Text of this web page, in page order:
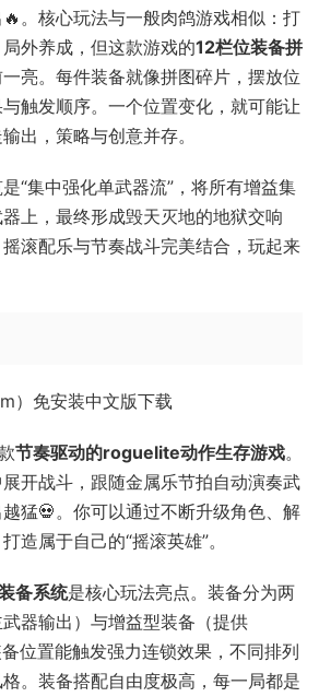
。核心玩法与一般肉鸽游戏相似：打
外养成，但这款游戏的12栏位装备拼
亮。每件装备就像拼图碎片，摆放位
触发顺序。一个位置变化，就可能让
出，策略与创意并存。
“集中强化单武器流”，将所有增益集
上，最终形成毁天灭地的地狱交响
滚配乐与节奏战斗完美结合，玩起来
）免安装中文版下载
节奏驱动的roguelite动作生存游戏。
开战斗，跟随金属乐节拍自动演奏武
猛💀。你可以通过不断升级角色、解
造属于自己的“摇滚英雄”。
备系统是核心玩法亮点。装备分为两
器输出）与增益型装备（提供
位置能触发强力连锁效果，不同排列
。装备搭配自由度极高，每一局都是